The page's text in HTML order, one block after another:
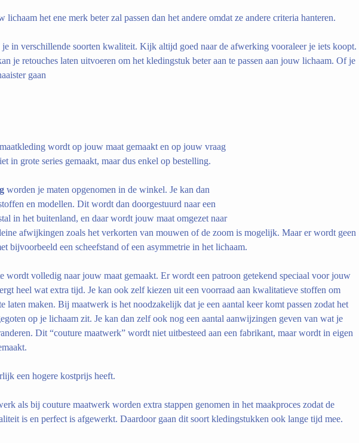
lichaam het ene merk beter zal passen dan het andere omdat ze andere criteria hanteren.
in verschillende soorten kwaliteit. Kijk altijd goed naar de afwerking vooraleer je iets koopt.
je retouches laten uitvoeren om het kledingstuk beter aan te passen aan jouw lichaam. Of je
gaan
wordt op jouw maat gemaakt en op jouw vraag
in grote series gemaakt, maar dus enkel op bestelling.
worden je maten opgenomen in de winkel. Je kan dan
en modellen. Dit wordt dan doorgestuurd naar een
in het buitenland, en daar wordt jouw maat omgezet naar
afwijkingen zoals het verkorten van mouwen of de zoom is mogelijk. Maar er wordt geen
bijvoorbeeld een scheefstand of een asymmetrie in het lichaam.
wordt volledig naar jouw maat gemaakt. Er wordt een patroon getekend speciaal voor jouw
heel wat extra tijd. Je kan ook zelf kiezen uit een voorraad aan kwalitatieve stoffen om
laten maken. Bij maatwerk is het noodzakelijk dat je een aantal keer komt passen zodat het
op je lichaam zit. Je kan dan zelf ook nog een aantal aanwijzingen geven van wat je
Dit “couture maatwerk” wordt niet uitbesteed aan een fabrikant, maar wordt in eigen
een hogere kostprijs heeft.
als bij couture maatwerk worden extra stappen genomen in het maakproces zodat de
is en perfect is afgewerkt. Daardoor gaan dit soort kledingstukken ook lange tijd mee.